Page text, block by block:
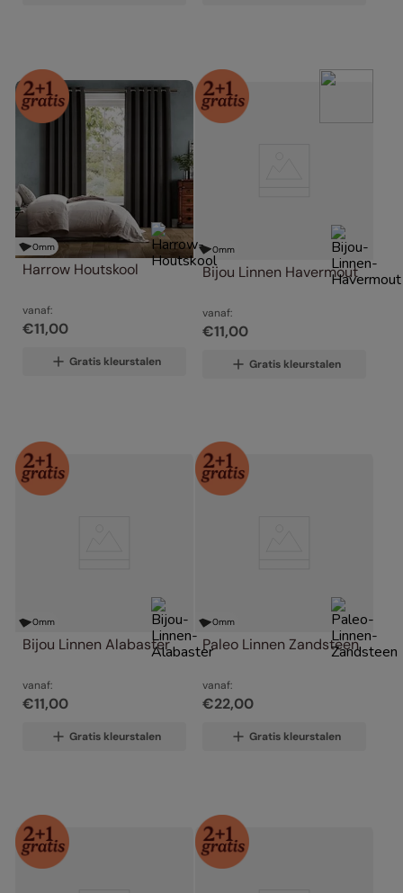
0mm
Harrow Houtskool
vanaf:
€11,00
Gratis kleurstalen
0mm
Bijou Linnen Havermout
vanaf:
€11,00
Gratis kleurstalen
0mm
Bijou Linnen Alabaster
vanaf:
€11,00
Gratis kleurstalen
0mm
Paleo Linnen Zandsteen
vanaf:
€22,00
Gratis kleurstalen